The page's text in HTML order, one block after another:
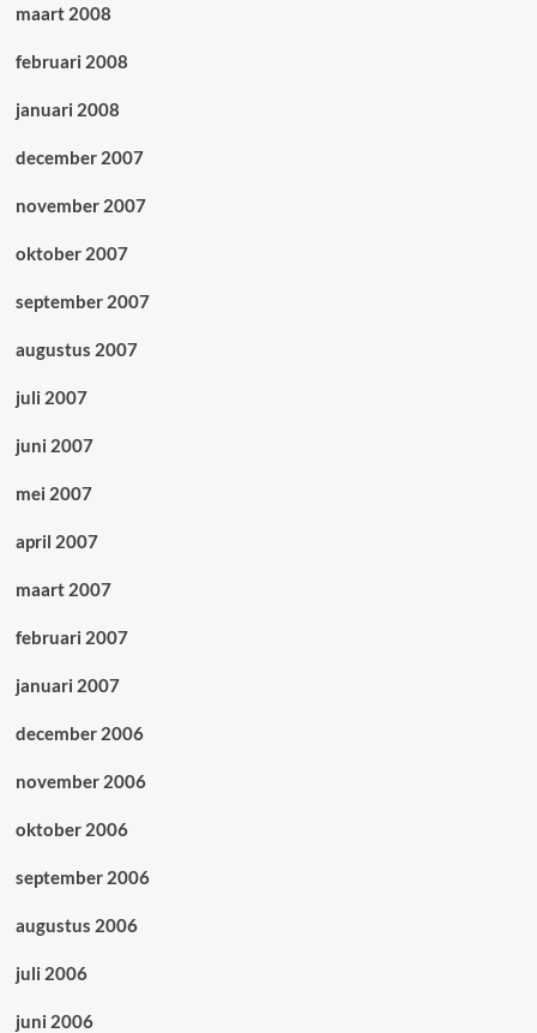
maart 2008
februari 2008
januari 2008
december 2007
november 2007
oktober 2007
september 2007
augustus 2007
juli 2007
juni 2007
mei 2007
april 2007
maart 2007
februari 2007
januari 2007
december 2006
november 2006
oktober 2006
september 2006
augustus 2006
juli 2006
juni 2006